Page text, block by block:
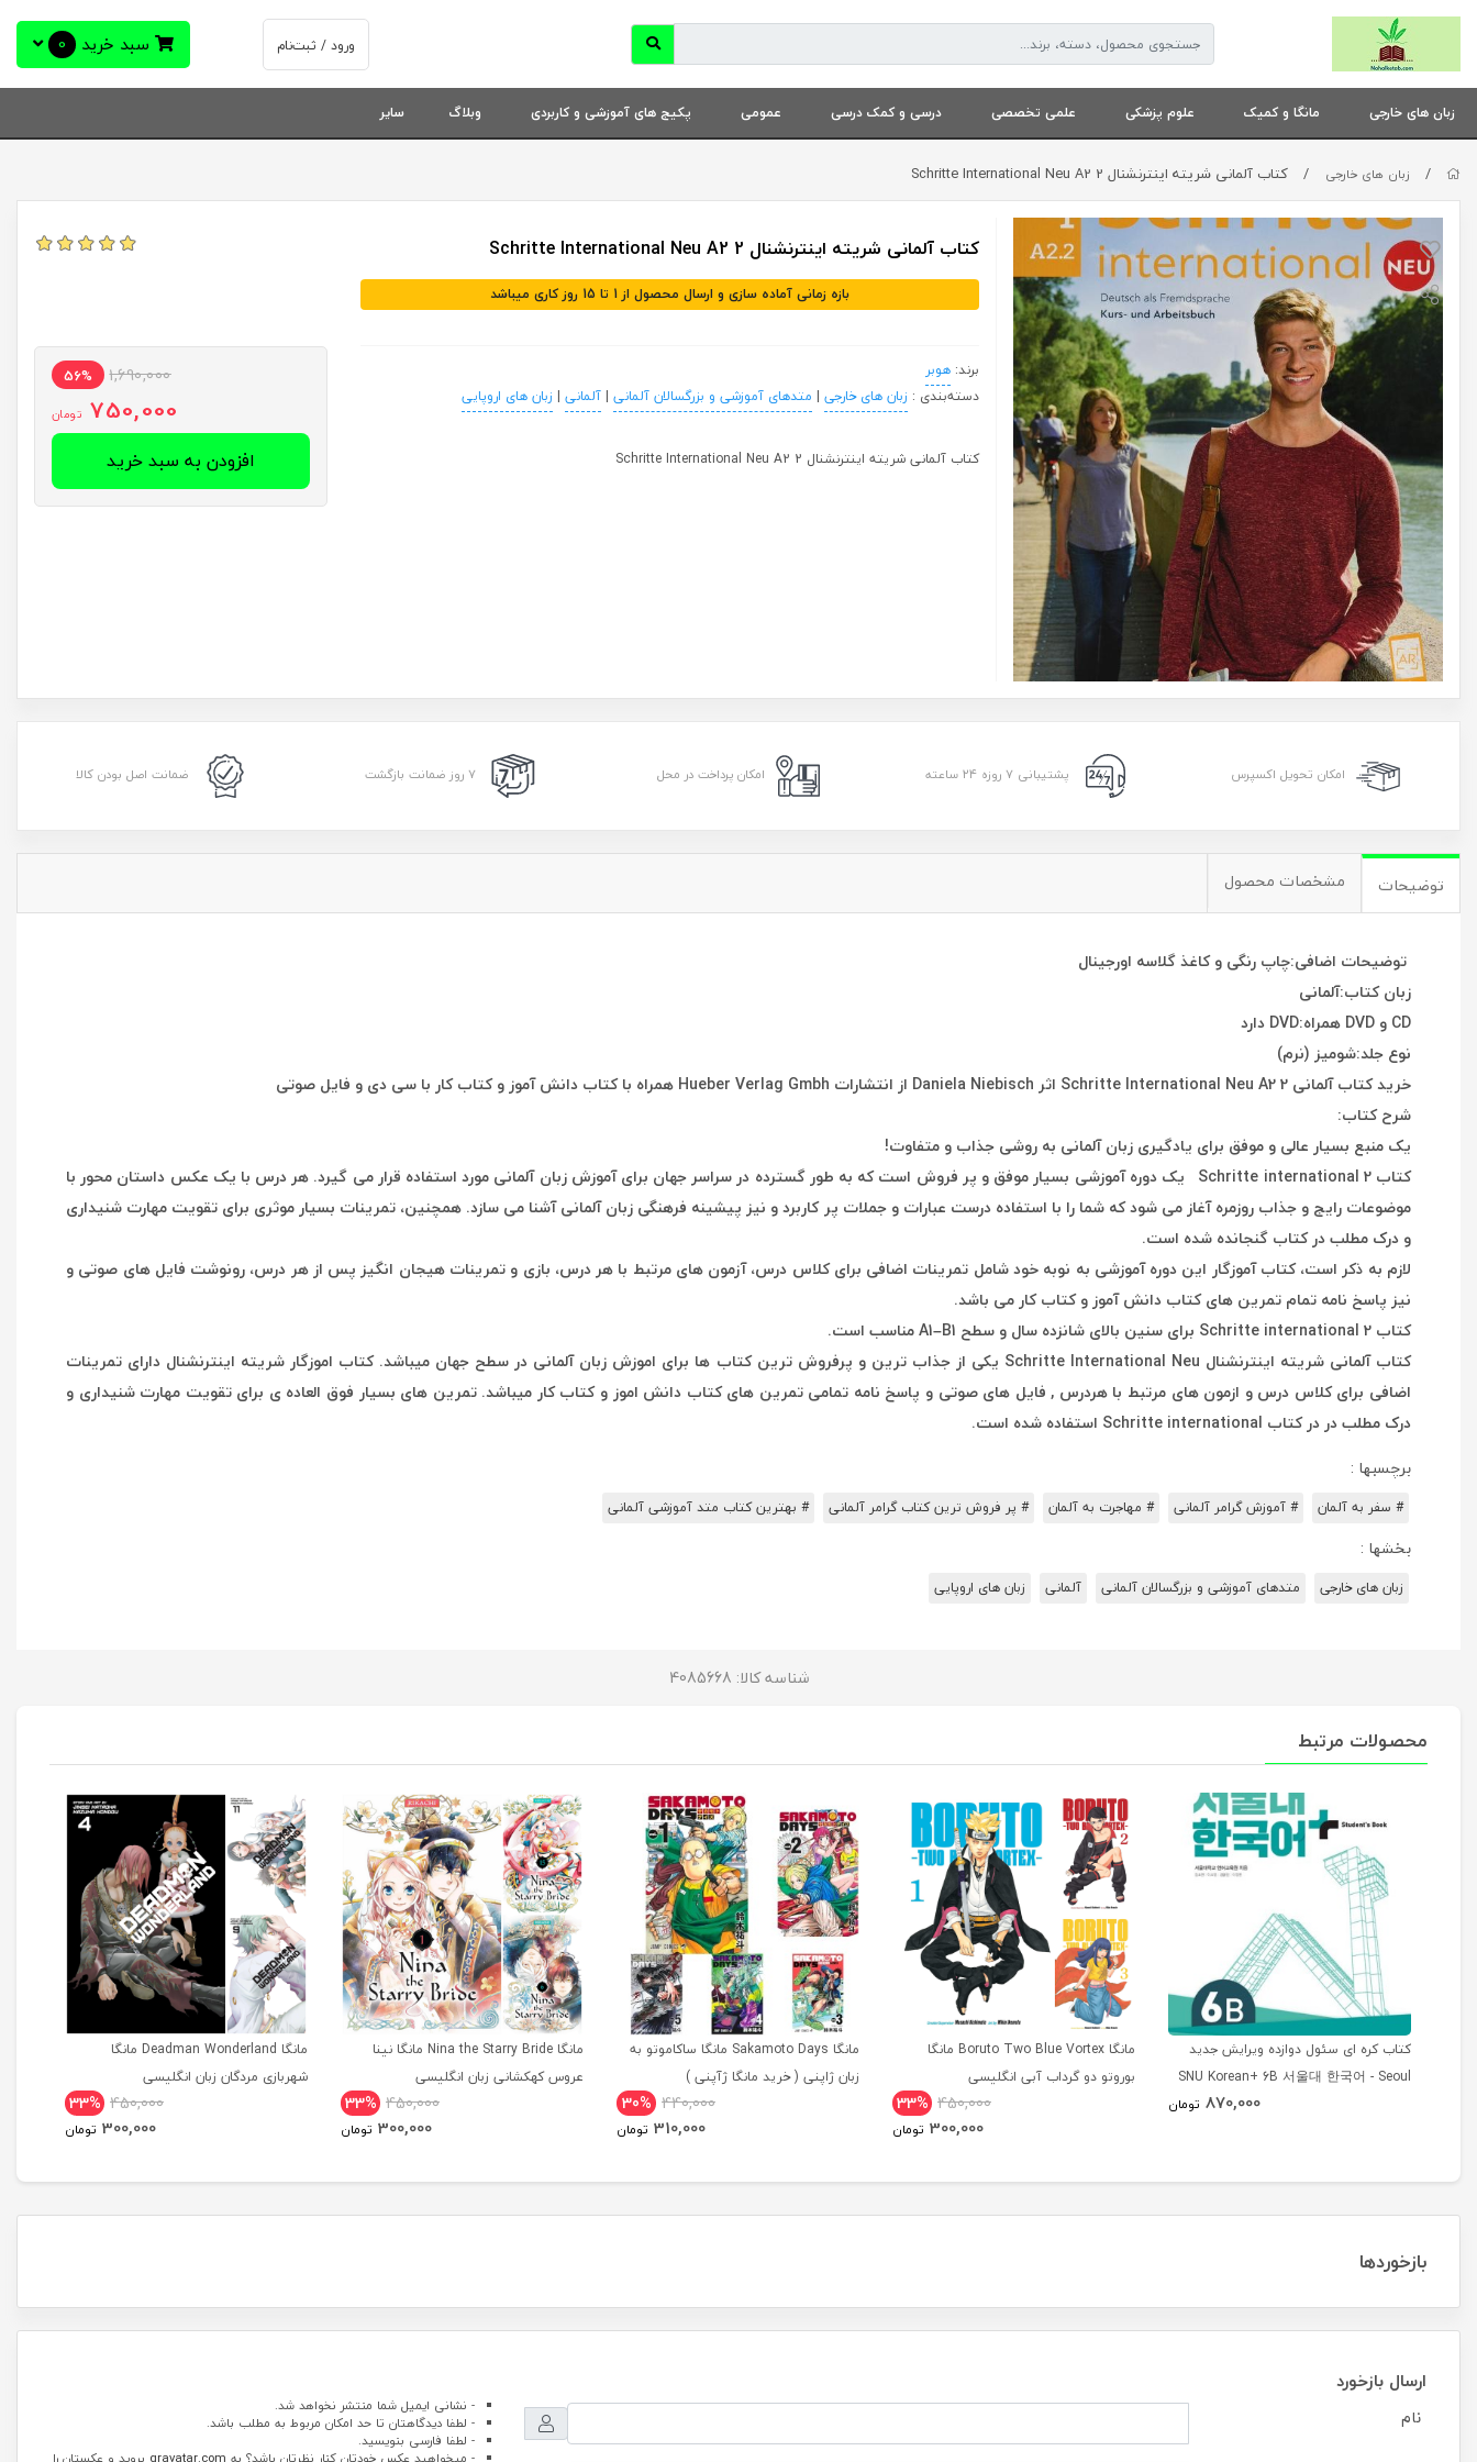
ورود / ثبت‌نام سبد خرید 0
زبان های خارجی مانگا و کمیک علوم پزشکی علمی تخصصی درسی و کمک درسی عمومی پکیج های آموزشی و کاربردی وبلاگ سایر
/ زبان های خارجی / کتاب آلمانی شریته اینترنشنال Schritte International Neu A2 2
کتاب آلمانی شریته اینترنشنال Schritte International Neu A2 2
بازه زمانی آماده سازی و ارسال محصول از 1 تا 15 روز کاری میباشد
برند:هوبر
دسته‌بندی : زبان های خارجی | متدهای آموزشی و بزرگسالان آلمانی |آلمانی | زبان های اروپایی
کتاب آلمانی شریته اینترنشنال Schritte International Neu A2 2
1,690,000
56%
750,000 تومان
افزودن به سبد خرید
امکان تحویل اکسپرس پشتیبانی ۷ روزه ۲۴ ساعته امکان پرداخت در محل ۷ روز ضمانت بازگشت ضمانت اصل بودن کالا
توضیحات مشخصات محصول
توضیحات اضافی:چاپ رنگی و کاغذ گلاسه اورجینال
زبان کتاب:آلمانی
CD و DVD همراه:DVD دارد
نوع جلد:شومیز (نرم)
خرید کتاب آلمانی Schritte International Neu A2 2 اثر Daniela Niebisch از انتشارات Hueber Verlag Gmbh همراه با کتاب دانش آموز و کتاب کار با سی دی و فایل صوتی
شرح کتاب:
یک منبع بسیار عالی و موفق برای یادگیری زبان آلمانی به روشی جذاب و متفاوت!
کتاب Schritte international 2 یک دوره آموزشی بسیار موفق و پر فروش است که به طور گسترده در سراسر جهان برای آموزش زبان آلمانی مورد استفاده قرار می گیرد. هر درس با یک عکس داستان محور با
موضوعات رایج و جذاب روزمره آغاز می شود که شما را با استفاده درست عبارات و جملات پر کاربرد و نیز پیشینه فرهنگی زبان آلمانی آشنا می سازد. همچنین، تمرینات بسیار موثری برای تقویت مهارت شنیداری
و درک مطلب در کتاب گنجانده شده است.
لازم به ذکر است، کتاب آموزگار این دوره آموزشی به نوبه خود شامل تمرینات اضافی برای کلاس درس، آزمون های مرتبط با هر درس، بازی و تمرینات هیجان انگیز پس از هر درس، رونوشت فایل های صوتی و
نیز پاسخ نامه تمام تمرین های کتاب دانش آموز و کتاب کار می باشد.
کتاب Schritte international 2 برای سنین بالای شانزده سال و سطح A1–B1 مناسب است.
کتاب آلمانی شریته اینترنشنال Schritte International Neu یکی از جذاب ترین و پرفروش ترین کتاب ها برای اموزش زبان آلمانی در سطح جهان میباشد. کتاب اموزگار شریته اینترنشنال دارای تمرینات
اضافی برای کلاس درس و ازمون های مرتبط با هردرس , فایل های صوتی و پاسخ نامه تمامی تمرین های کتاب دانش اموز و کتاب کار میباشد. تمرین های بسیار فوق العاده ی برای تقویت مهارت شنیداری و
درک مطلب در در کتاب Schritte international استفاده شده است.
برچسبها :
# سفر به آلمان # آموزش گرامر آلمانی # مهاجرت به آلمان # پر فروش ترین کتاب گرامر آلمانی # بهترین کتاب متد آموزشی آلمانی
بخشها :
زبان های خارجی متدهای آموزشی و بزرگسالان آلمانی آلمانی زبان های اروپایی
شناسه کالا: 4085668
محصولات مرتبط
کتاب کره ای سئول دوازده ویرایش جدید
SNU Korean+ 6B 서울대 한국어 - Seoul
870,000 تومان
مانگا Boruto Two Blue Vortex مانگا
بوروتو دو گرداب آبی انگلیسی
33% 450,000
300,000 تومان
مانگا Sakamoto Days مانگا ساکاموتو به
زبان ژاپنی ( خرید مانگا ژآپنی )
30% 440,000
310,000 تومان
مانگا Nina the Starry Bride مانگا نینا
عروس کهکشانی زبان انگلیسی
33% 450,000
300,000 تومان
مانگا Deadman Wonderland مانگا
شهربازی مردگان زبان انگلیسی
33% 450,000
300,000 تومان
بازخوردها
ارسال بازخورد
نام
- نشانی ایمیل شما منتشر نخواهد شد.
- لطفا دیدگاهتان تا حد امکان مربوط به مطلب باشد.
- لطفا فارسی بنویسید.
- میخواهید عکس خودتان کنار نظرتان باشد؟ به gravatar.com بروید و عکستان را